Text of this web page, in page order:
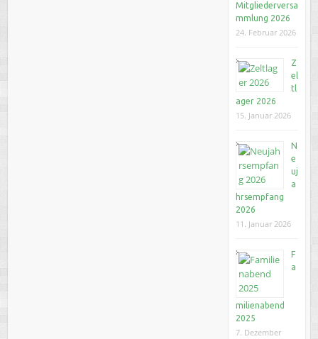
Mitgliederversa
mmlung 2026
24. Februar 2026
Z
el
tl
ager 2026
15. Januar 2026
N
e
uj
a
hrsempfang
2026
11. Januar 2026
F
a
milienabend
2025
7. Dezember